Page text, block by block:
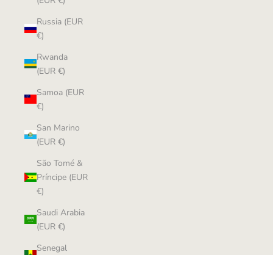
Russia (EUR
€)
Rwanda
(EUR €)
Samoa (EUR
€)
San Marino
(EUR €)
São Tomé &
Príncipe (EUR
€)
Saudi Arabia
(EUR €)
Senegal